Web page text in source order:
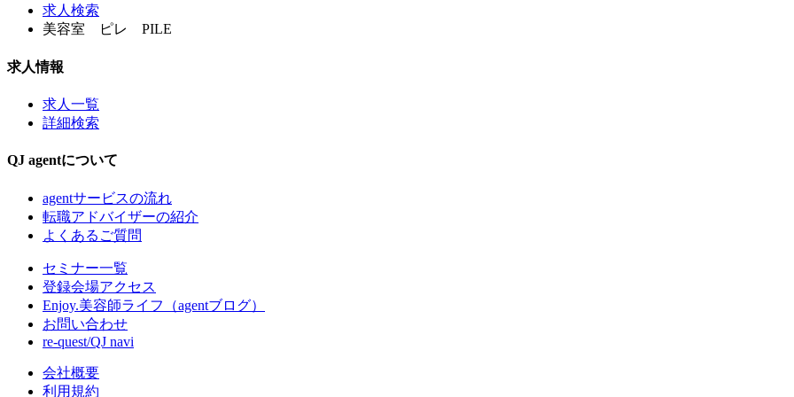
求人検索
美容室 ピレ PILE
求人情報
求人一覧
詳細検索
QJ agentについて
agentサービスの流れ
転職アドバイザーの紹介
よくあるご質問
セミナー一覧
登録会場アクセス
Enjoy.美容師ライフ（agentブログ）
お問い合わせ
re-quest/QJ navi
会社概要
利用規約